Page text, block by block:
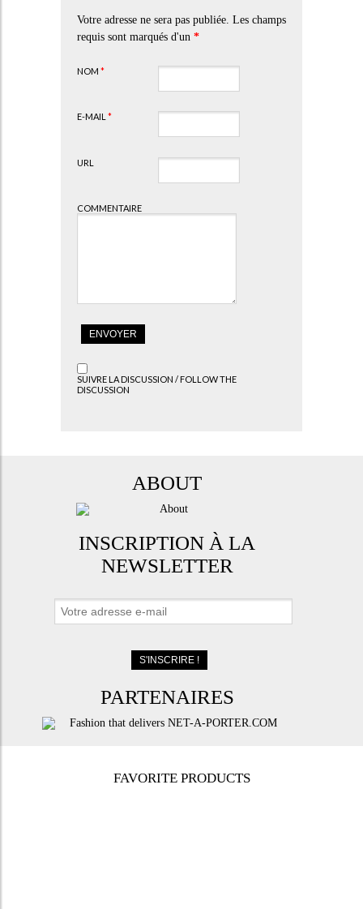
Votre adresse ne sera pas publiée. Les champs
requis sont marqués d'un *
NOM *
E-MAIL *
URL
COMMENTAIRE
SUIVRE LA DISCUSSION / FOLLOW THE
DISCUSSION
ABOUT
INSCRIPTION À LA
NEWSLETTER
PARTENAIRES
FAVORITE PRODUCTS